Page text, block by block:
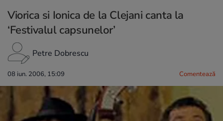
Viorica si Ionica de la Clejani canta la
‘Festivalul capsunelor’
Petre Dobrescu
08 iun. 2006, 15:09 Comentează